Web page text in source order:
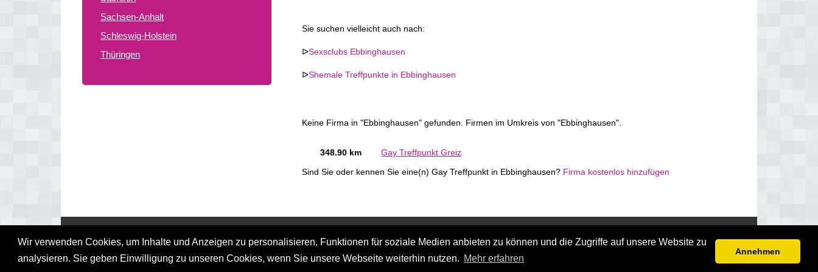
Wir verwenden Cookies, um Inhalte und Anzeigen zu personalisieren, Funktionen für soziale Medien anbieten zu können und die Zugriffe auf unsere Website zu
analysieren. Sie geben Einwilligung zu unseren Cookies, wenn Sie unsere Webseite weiterhin nutzen. Mehr erfahren
Annehmen
Sachsen-Anhalt
Schleswig-Holstein
Thüringen
Sie suchen vielleicht auch nach:
ᐅSexsclubs Ebbinghausen
ᐅShemale Treffpunkte in Ebbinghausen
Keine Firma in "Ebbinghausen" gefunden. Firmen im Umkreis von "Ebbinghausen".
348.90 km Gay Treffpunkt Greiz
Sind Sie oder kennen Sie eine(n) Gay Treffpunkt in Ebbinghausen? Firma kostenlos hinzufügen